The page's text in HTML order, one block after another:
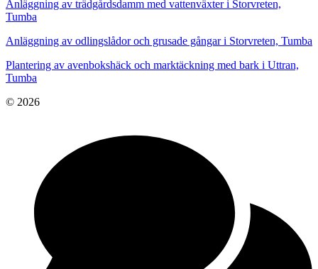
Anläggning av trädgårdsdamm med vattenväxter i Storvreten,
Tumba
Anläggning av odlingslådor och grusade gångar i Storvreten, Tumba
Plantering av avenbokshäck och marktäckning med bark i Uttran,
Tumba
© 2026